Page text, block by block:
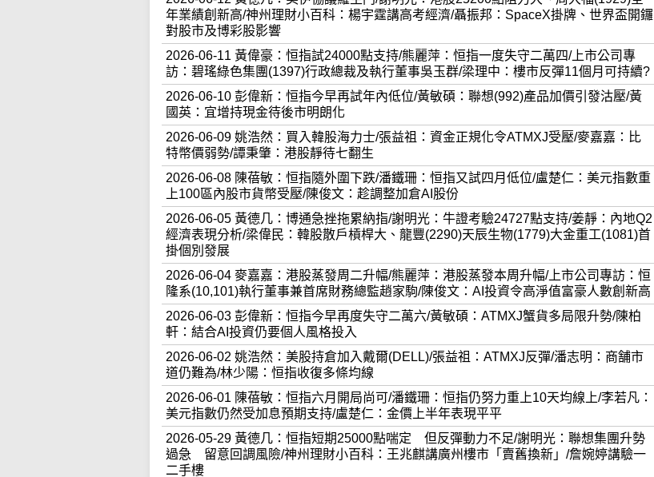
年業績創新高/神州理財小百科：楊宇霆講高考經濟/聶振邦：SpaceX掛牌、世界盃開鑼
對股市及博彩股影響
2026-06-11 黃偉豪：恒指試24000點支持/熊麗萍：恒指一度失守二萬四/上市公司專
訪：碧瑤綠色集團(1397)行政總裁及執行董事吳玉群/梁理中：樓市反彈11個月可持續?
2026-06-10 彭偉新：恒指今早再試年內低位/黃敏碩：聯想(992)產品加價引發沽壓/黃
國英：宜增持現金待後市明朗化
2026-06-09 姚浩然：買入韓股海力士/張益祖：資金正規化令ATMXJ受壓/麥嘉嘉：比
特幣價弱勢/譚秉肇：港股靜待七翻生
2026-06-08 陳蓓敏：恒指隨外圍下跌/潘鐵珊：恒指又試四月低位/盧楚仁：美元指數重
上100區內股市貨幣受壓/陳俊文：趁調整加倉AI股份
2026-06-05 黃德几：博通急挫拖累納指/謝明光：牛證考驗24727點支持/姜靜：內地Q2
經濟表現分析/梁偉民：韓股散戶槓桿大、龍豐(2290)天辰生物(1779)大金重工(1081)首
掛個別發展
2026-06-04 麥嘉嘉：港股蒸發周二升幅/熊麗萍：港股蒸發本周升幅/上市公司專訪：恒
隆系(10,101)執行董事兼首席財務總監趙家駒/陳俊文：AI投資令高淨值富豪人數創新高
2026-06-03 彭偉新：恒指今早再度失守二萬六/黃敏碩：ATMXJ蟹貨多局限升勢/陳柏
軒：結合AI投資仍要個人風格投入
2026-06-02 姚浩然：美股持倉加入戴爾(DELL)/張益祖：ATMXJ反彈/潘志明：商舗市
道仍難為/林少陽：恒指收復多條均線
2026-06-01 陳蓓敏：恒指六月開局尚可/潘鐵珊：恒指仍努力重上10天均線上/李若凡：
美元指數仍然受加息預期支持/盧楚仁：金價上半年表現平平
2026-05-29 黃德几：恒指短期25000點喘定 但反彈動力不足/謝明光：聯想集團升勢
過急 留意回調風險/神州理財小百科：王兆麒講廣州樓市「賣舊換新」/詹婉婷講驗一
二手樓